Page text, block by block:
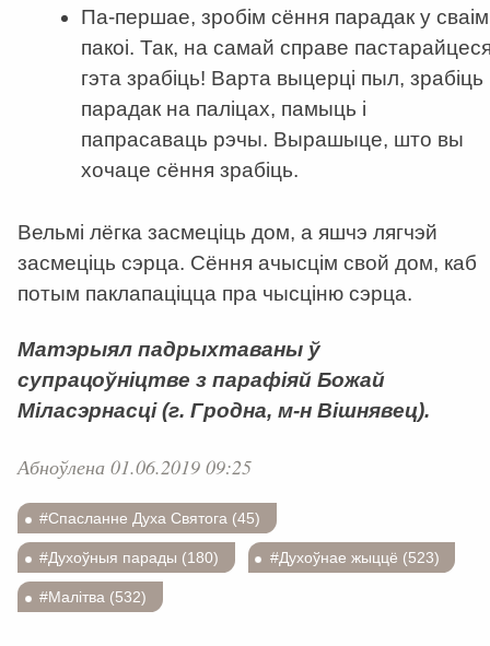
Па-першае, зробім сёння парадак у сваім
пакоі. Так, на самай справе
гэта зрабіць! Варта выцерці пыл, зрабіць
парадак на паліцах, памыць і
папрасаваць рэчы. Вырашыце, што вы
хочаце сёння зрабіць.
Вельмі лёгка засмеціць дом, а яшчэ лягчэй
засмеціць сэрца. Сёння ачысцім свой дом, каб
потым паклапаціцца пра чысціню сэрца.
Матэрыял падрыхтаваны ў
супрацоўніцтве з парафіяй Божай
Міласэрнасці (г. Гродна, м-н Вішнявец).
Абноўлена 01.06.2019 09:25
#Спасланне Духа Святога (45)
#Духоўныя парады (180) #Духоўнае жыццё (523)
#Малітва (532)